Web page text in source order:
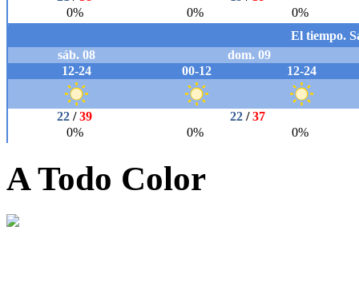
A Todo Color